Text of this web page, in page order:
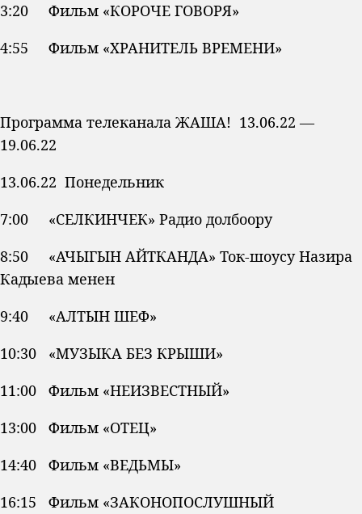
3:20 Фильм «КОРОЧЕ ГОВОРЯ»
4:55 Фильм «ХРАНИТЕЛЬ ВРЕМЕНИ»
Программа телеканала ЖАША! 13.06.22 —
19.06.22
13.06.22 Понедельник
7:00 «СЕЛКИНЧЕК» Радио долбоору
8:50 «АЧЫГЫН АЙТКАНДА» Ток-шоусу Назира
Кадыева менен
9:40 «АЛТЫН ШЕФ»
10:30 «МУЗЫКА БЕЗ КРЫШИ»
11:00 Фильм «НЕИЗВЕСТНЫЙ»
13:00 Фильм «ОТЕЦ»
14:40 Фильм «ВЕДЬМЫ»
16:15 Фильм «ЗАКОНОПОСЛУШНЫЙ